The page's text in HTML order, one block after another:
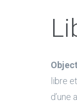
libre
d’une